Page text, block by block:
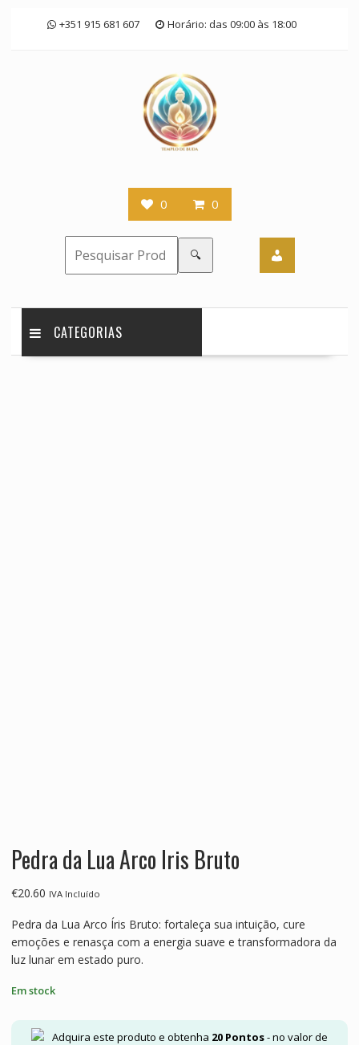
+351 915 681 607 Horário: das 09:00 às 18:00
0 0
🔍
CATEGORIAS
Pedra da Lua Arco Iris Bruto
€20.60 IVA Incluído
Pedra da Lua Arco Íris Bruto: fortaleça sua intuição, cure
emoções e renasça com a energia suave e transformadora da
luz lunar em estado puro.
Em stock
Adquira este produto e obtenha 20Pontos- no valor de